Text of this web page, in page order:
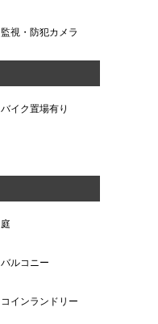
監視・防犯カメラ
バイク置場有り
庭
バルコニー
コインランドリー